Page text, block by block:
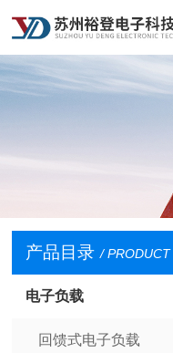
产品目录 / PRODUCT
电子负载
回馈式电子负载